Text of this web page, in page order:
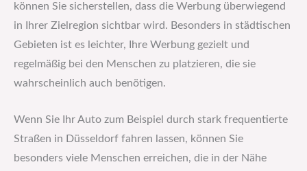
können Sie sicherstellen, dass die Werbung überwiegend
in Ihrer Zielregion sichtbar wird. Besonders in städtischen
Gebieten ist es leichter, Ihre Werbung gezielt und
regelmäßig bei den Menschen zu platzieren, die sie
wahrscheinlich auch benötigen.
Wenn Sie Ihr Auto zum Beispiel durch stark frequentierte
Straßen in Düsseldorf fahren lassen, können Sie
besonders viele Menschen erreichen, die in der Nähe